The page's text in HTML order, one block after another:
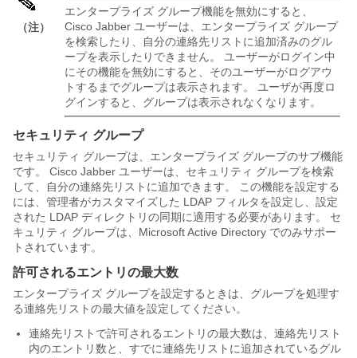
（注）
エンタープライズ グループ機能を無効にすると、
Cisco Jabber ユーザーは、エンタープライズ グループ
を検索したり、自分の連絡先リストに追加済みのグル
ープを表示したりできません。 ユーザーがログイン中
にその機能を無効にすると、そのユーザーがログアウ
トするまでグループは表示されます。 ユーザが再度ロ
グインすると、グループは表示されなくなります。
セキュリティ グループ
セキュリティ グループは、エンタープライズ グループのサブ機能
です。 Cisco Jabber ユーザーは、セキュリティ グループを検索
して、自分の連絡先リストに追加できます。 この機能を設定する
には、管理者がカスタマイズした LDAP フィルタを設定し、設定
された LDAP ディレクトリの同期に適用する必要があります。 セ
キュリティ グループは、Microsoft Active Directory でのみサポー
トされています。
許可されるエントリの最大数
エンタープライズ グループを設定するときは、グループを処理す
る連絡先リストの最大値を設定してください。
連絡先リストで許可されるエントリの最大数は、連絡先リスト
内のエントリ数と、すでに連絡先リストに追加されているグル